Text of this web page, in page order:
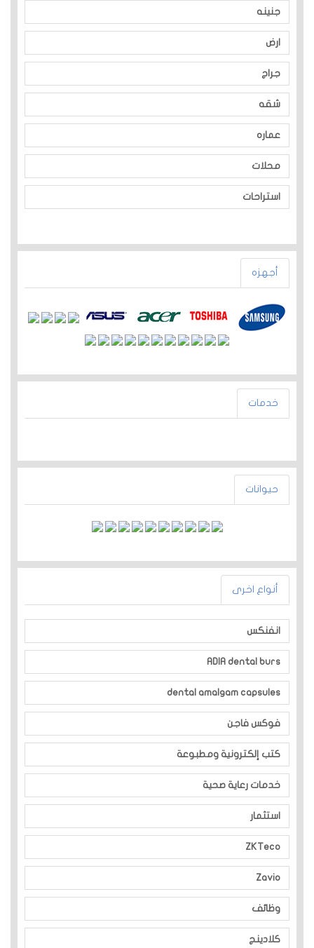
جنينه
ارض
جراج
شقه
عماره
محلات
استراحات
أجهزه
خدمات
حيوانات
أنواع اخرى
انفنكس
ADIA dental burs
dental amalgam capsules
فوكس فاجن
كتب إلكترونية ومطبوعة
خدمات رعاية صحية
استثمار
ZKTeco
Zavio
وظائف
كلادينج